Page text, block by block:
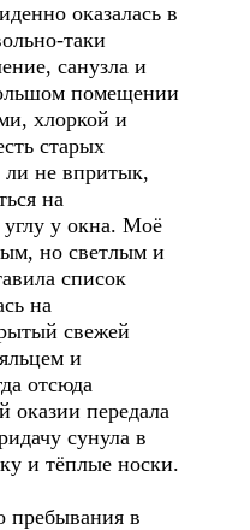
оказалась в
таки
санузла и
помещении
хлоркой и
старых
ли не впритык,
на
у окна. Моё
но светлым и
список
на
свежей
и
отсюда
оказии передала
сунула в
и тёплые носки.
в